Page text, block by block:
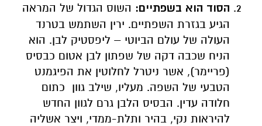
הסוד הוא בשפתיים: השוס הגדול של המראה
הגיע בגזרת השפתיים. ירין השתמש בטרנד
העולה של עולם הביוטי – ליפסטיק לבן. הוא
הניח שכבה דקה של שפתון לבן אטום כבסיס
(פריימר), אשר ניטרל לחלוטין את הפיגמנט
הטבעי של השפה. מעליו, שילב גוון כתום
חלודה עדין. הבסיס הלבן גרם לגוון החדש
להיראות נקי, בהיר ותלת-ממדי, ויצר אשליה